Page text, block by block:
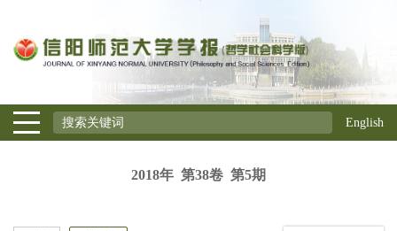
English
2018年 第38卷 第5期